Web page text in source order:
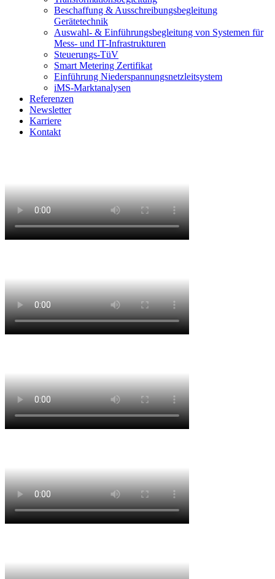
Beschaffung & Ausschreibungsbegleitung
Gerätetechnik
Auswahl- & Einführungsbegleitung von Systemen für
Mess- und IT-Infrastrukturen
Steuerungs-TüV
Smart Metering Zertifikat
Einführung Niederspannungsnetzleitsystem
iMS-Marktanalysen
Referenzen
Newsletter
Karriere
Kontakt